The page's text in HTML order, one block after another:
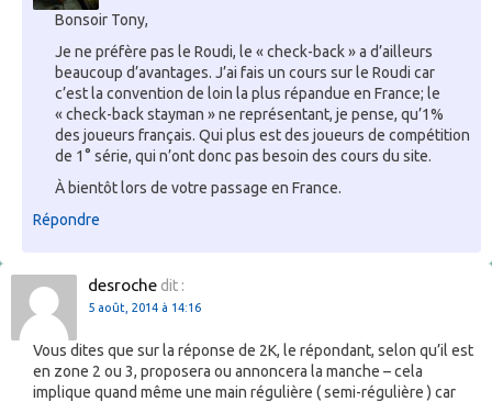
Bonsoir Tony,
Je ne préfère pas le Roudi, le « check-back » a d’ailleurs
beaucoup d’avantages. J’ai fais un cours sur le Roudi car
c’est la convention de loin la plus répandue en France; le
« check-back stayman » ne représentant, je pense, qu’1%
des joueurs français. Qui plus est des joueurs de compétition
de 1° série, qui n’ont donc pas besoin des cours du site.
À bientôt lors de votre passage en France.
Répondre
desroche dit :
5 août, 2014 à 14:16
Vous dites que sur la réponse de 2K, le répondant, selon qu’il est
en zone 2 ou 3, proposera ou annoncera la manche – cela
implique quand même une main régulière ( semi-régulière ) car